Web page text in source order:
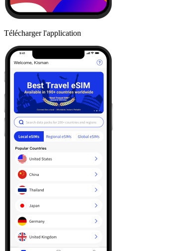
Télécharger l'application